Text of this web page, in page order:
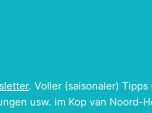
. Voller (saisonaler)
usw. im Kop van Noord-